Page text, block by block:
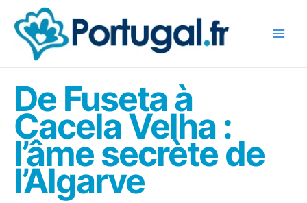
contenu
De Fuseta à
Cacela Velha :
l’âme secrète de
l’Algarve